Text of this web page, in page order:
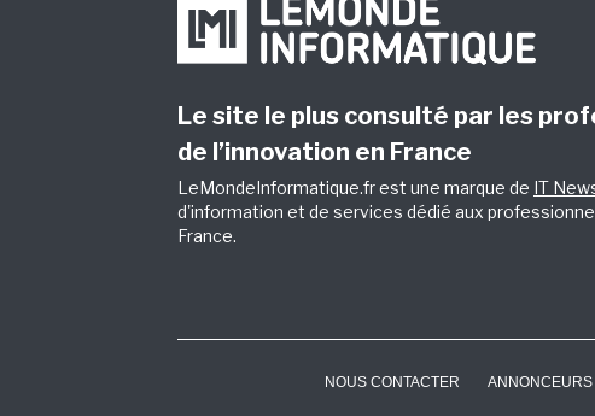
Le site le plus consulté par les
de l’innovation en France
LeMondeInformatique.fr est une marque de IT
d'information et de services dédié aux
France.
NOUS CONTACTER ANNONCEURS